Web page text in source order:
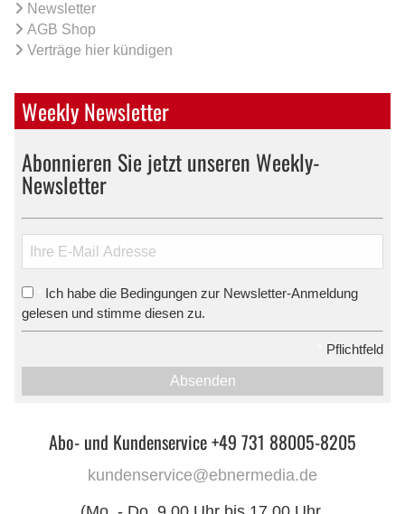
Newsletter
AGB Shop
Verträge hier kündigen
Weekly Newsletter
Abonnieren Sie jetzt unseren Weekly-
Newsletter
Ich habe die Bedingungen zur Newsletter-Anmeldung
gelesen und stimme diesen zu.
Pflichtfeld
Absenden
Abo- und Kundenservice +49 731 88005-8205
kundenservice@ebnermedia.de